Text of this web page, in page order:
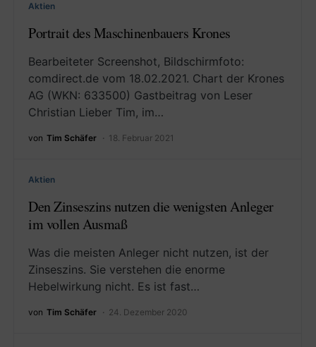
Aktien
Portrait des Maschinenbauers Krones
Bearbeiteter Screenshot, Bildschirmfoto:
comdirect.de vom 18.02.2021. Chart der Krones
AG (WKN: 633500) Gastbeitrag von Leser
Christian Lieber Tim, im…
von Tim Schäfer 18. Februar 2021
Aktien
Den Zinseszins nutzen die wenigsten Anleger
im vollen Ausmaß
Was die meisten Anleger nicht nutzen, ist der
Zinseszins. Sie verstehen die enorme
Hebelwirkung nicht. Es ist fast…
von Tim Schäfer 24. Dezember 2020